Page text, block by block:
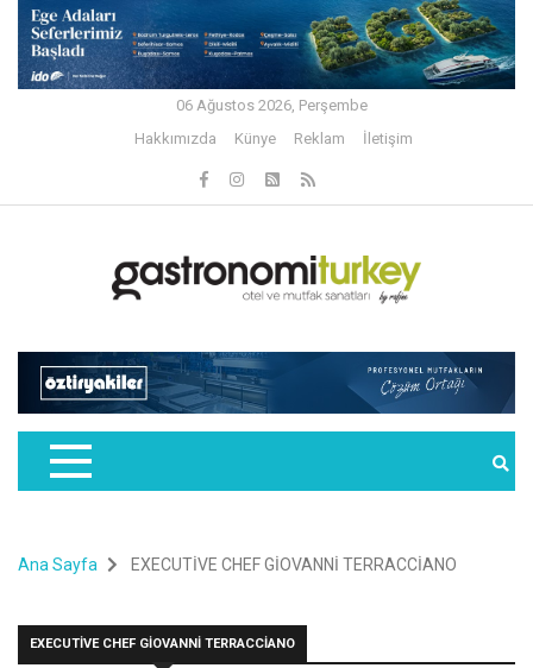
06 Ağustos 2026, Perşembe
Hakkımızda
Künye Reklam İletişim
Ana Sayfa EXECUTİVE CHEF GİOVANNİ TERRACCİANO
EXECUTİVE CHEF GİOVANNİ TERRACCİANO